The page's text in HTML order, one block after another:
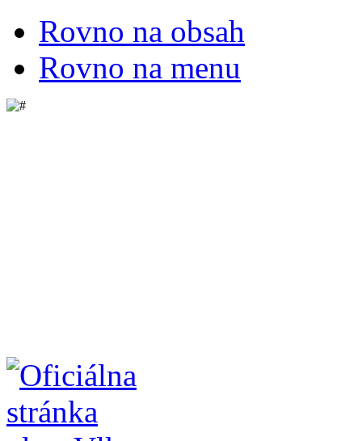
Rovno na obsah
Rovno na menu